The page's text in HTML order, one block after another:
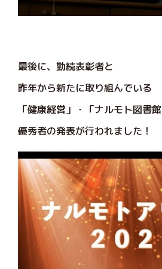
最後に、勤続表彰者と
昨年から新たに取り組んでいる
「健康経営」・「ナルモト図書
優秀者の発表が行われました！